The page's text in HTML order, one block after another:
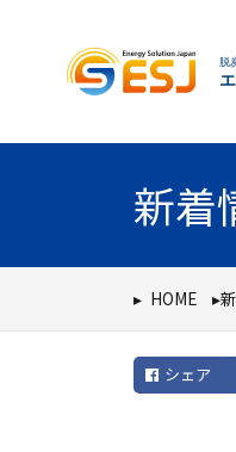
脱
新着
HOME
シェア